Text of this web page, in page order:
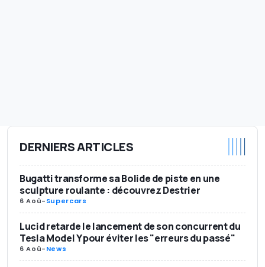
DERNIERS ARTICLES
Bugatti transforme sa Bolide de piste en une
sculpture roulante : découvrez Destrier
6 Aoû-Supercars
Lucid retarde le lancement de son concurrent du
Tesla Model Y pour éviter les "erreurs du passé"
6 Aoû-News